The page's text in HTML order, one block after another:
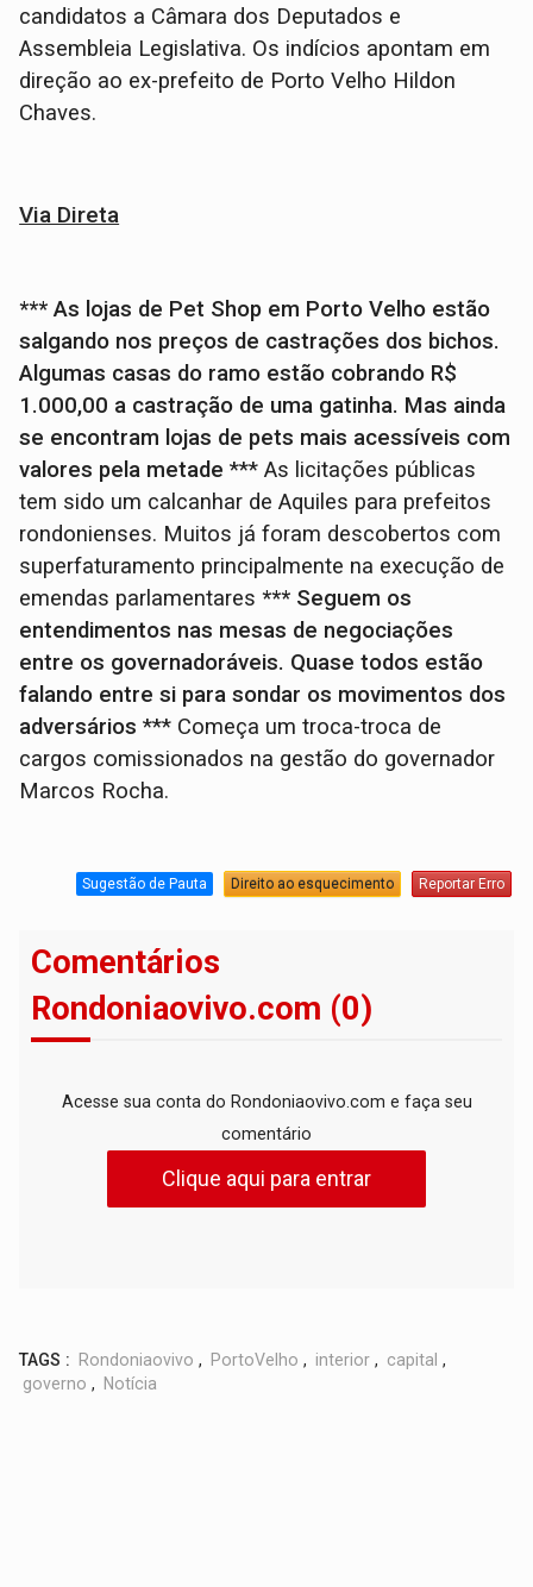
candidatos a Câmara dos Deputados e
Assembleia Legislativa. Os indícios apontam em
direção ao ex-prefeito de Porto Velho Hildon
Chaves.
Via Direta
*** As lojas de Pet Shop em Porto Velho estão
salgando nos preços de castrações dos bichos.
Algumas casas do ramo estão cobrando R$
1.000,00 a castração de uma gatinha. Mas ainda
se encontram lojas de pets mais acessíveis com
valores pela metade*** As licitações públicas
tem sido um calcanhar de Aquiles para prefeitos
rondonienses. Muitos já foram descobertos com
superfaturamento principalmente na execução de
emendas parlamentares*** Seguem os
entendimentos nas mesas de negociações
entre os governadoráveis. Quase todos estão
falando entre si para sondar os movimentos dos
adversários*** Começa um troca-troca de
cargos comissionados na gestão do governador
Marcos Rocha.
Sugestão de Pauta Direito ao esquecimento Reportar Erro
Comentários
Rondoniaovivo.com (0)
Acesse sua conta do Rondoniaovivo.com e faça seu
comentário
Clique aqui para entrar
TAGS : Rondoniaovivo , PortoVelho , interior , capital ,
governo , Notícia